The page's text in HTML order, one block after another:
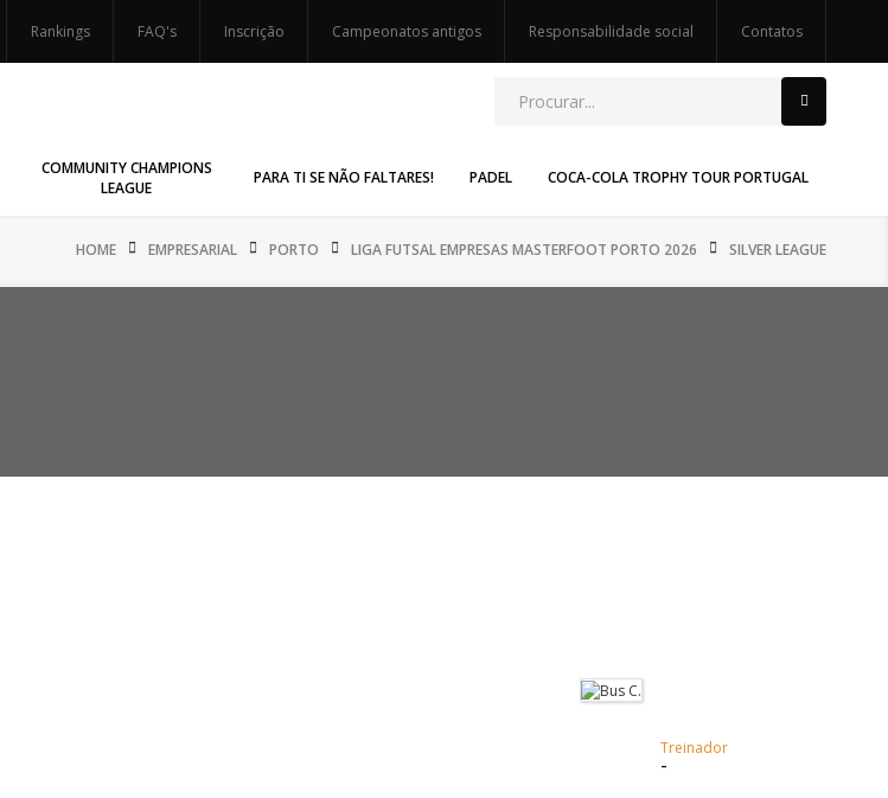
Rankings FAQ's Inscrição Campeonatos antigos Responsabilidade social Contatos
COMMUNITY CHAMPIONS
LEAGUE
PARA TI SE NÃO FALTARES! PADEL COCA-COLA TROPHY TOUR PORTUGAL
HOME EMPRESARIAL PORTO LIGA FUTSAL EMPRESAS MASTERFOOT PORTO 2026 SILVER LEAGUE
Treinador
-